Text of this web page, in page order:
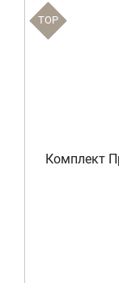
TOP
Комплект